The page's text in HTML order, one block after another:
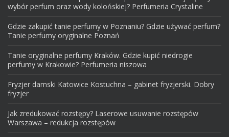
wybór perfum oraz wody kolońskiej? Perfumeria Crystaline
Gdzie zakupić tanie perfumy w Poznaniu? Gdzie używać perfum?
Tanie perfumy oryginalne Poznań
Tanie oryginalne perfumy Kraków. Gdzie kupić niedrogie
perfumy w Krakowie? Perfumeria niszowa
Fryzjer damski Katowice Kostuchna – gabinet fryzjerski. Dobry
fryzjer
Jak zredukować rozstępy? Laserowe usuwanie rozstępów
Warszawa – redukcja rozstępów